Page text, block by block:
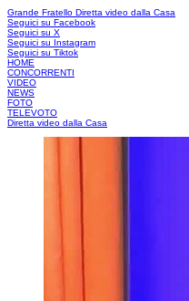
Grande Fratello Diretta video dalla Casa
Seguici su Facebook
Seguici su X
Seguici su Instagram
Seguici su Tiktok
HOME
CONCORRENTI
VIDEO
NEWS
FOTO
TELEVOTO
Diretta video dalla Casa